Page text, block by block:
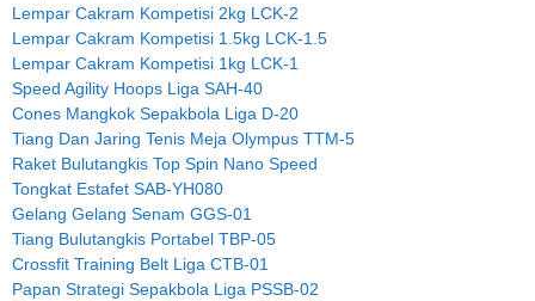
Lempar Cakram Kompetisi 2kg LCK-2
Lempar Cakram Kompetisi 1.5kg LCK-1.5
Lempar Cakram Kompetisi 1kg LCK-1
Speed Agility Hoops Liga SAH-40
Cones Mangkok Sepakbola Liga D-20
Tiang Dan Jaring Tenis Meja Olympus TTM-5
Raket Bulutangkis Top Spin Nano Speed
Tongkat Estafet SAB-YH080
Gelang Gelang Senam GGS-01
Tiang Bulutangkis Portabel TBP-05
Crossfit Training Belt Liga CTB-01
Papan Strategi Sepakbola Liga PSSB-02